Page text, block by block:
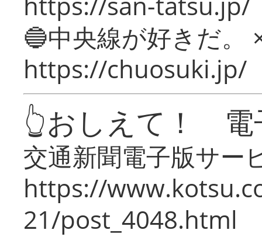
🔵中央線が好きだ。
https://chuosuki.jp/
👆おしえて！ 電
交通新聞電子版サー
https://
21/post_4048.html